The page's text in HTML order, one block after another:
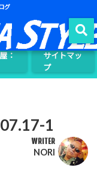
グ
：
サイトマッ
プ
1
WRITER
NORI